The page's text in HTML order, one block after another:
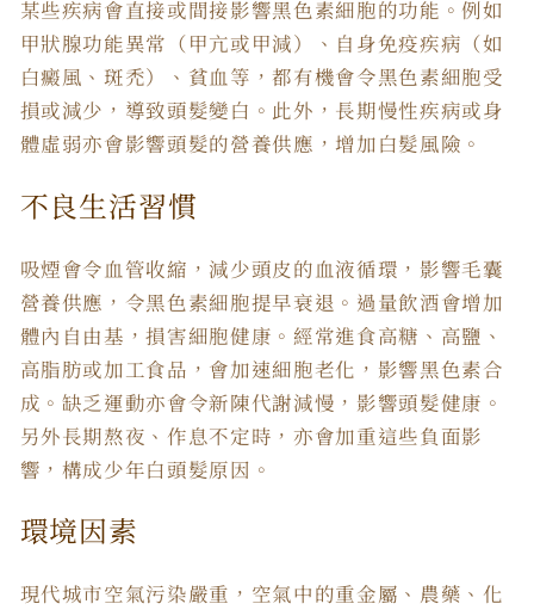
某些疾病會直接或間接影響黑色素細胞的功能。例如
甲狀腺功能異常（甲亢或甲減）、自身免疫疾病（如
白癜風、斑禿）、貧血等，都有機會令黑色素細胞受
損或減少，導致頭髮變白。此外，長期慢性疾病或身
體虛弱亦會影響頭髮的營養供應，增加白髮風險。
不良生活習慣
吸煙會令血管收縮，減少頭皮的血液循環，影響毛囊
營養供應，令黑色素細胞提早衰退。過量飲酒會增加
體內自由基，損害細胞健康。經常進食高糖、高鹽、
高脂肪或加工食品，會加速細胞老化，影響黑色素合
成。缺乏運動亦會令新陳代謝減慢，影響頭髮健康。
另外長期熬夜、作息不定時，亦會加重這些負面影
響，構成少年白頭髮原因。
環境因素
現代城市空氣污染嚴重，空氣中的重金屬、農藥、化